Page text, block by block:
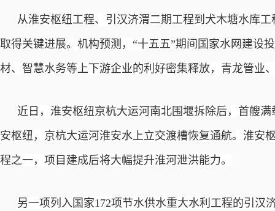
从淮安枢纽工程、引汉济渭二期工程到犬木塘水库
取得关键进展。机构预测，“十五五”期间国家水网建设
材、智慧水务等上下游企业的利好密集释放，青龙管业
近日，淮安枢纽京杭大运河南北围堰拆除后，首艘
安枢纽，京杭大运河淮安水上立交渡槽恢复通航。淮安
程之一，项目建成后将大幅提升淮河泄洪能力。
另一项列入国家172项节水供水重大水利工程的引汉